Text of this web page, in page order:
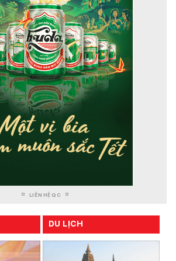
LIÊN HỆ QC
DU LỊCH